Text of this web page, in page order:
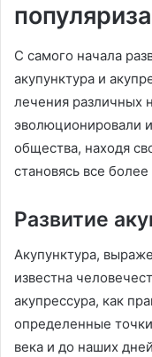
С самого начала
акупунктура и
лечения различных
эволюционировали
общества, находя
становясь все
Развитие
Акупунктура,
известна
акупрессура, как
определенные
века и до наших